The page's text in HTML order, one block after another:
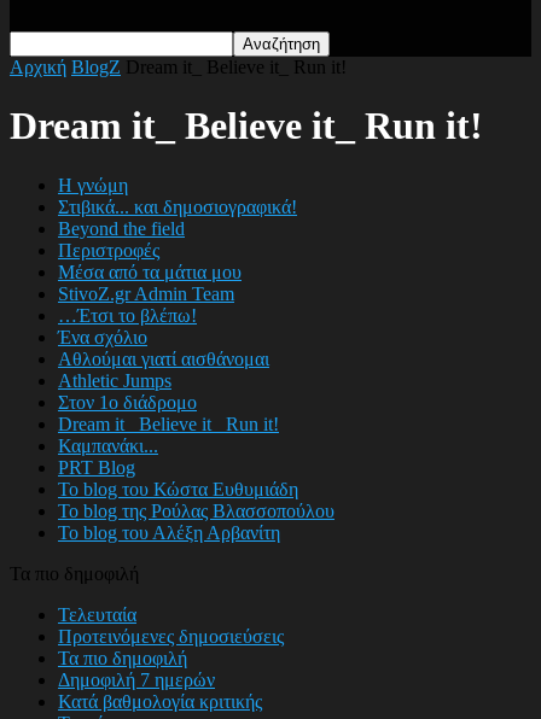
Αρχική BlogZ Dream it_ Believe it_ Run it!
Dream it_ Believe it_ Run it!
Η γνώμη
Στιβικά... και δημοσιογραφικά!
Beyond the field
Περιστροφές
Μέσα από τα μάτια μου
StivoZ.gr Admin Team
…Έτσι το βλέπω!
Ένα σχόλιο
Αθλούμαι γιατί αισθάνομαι
Athletic Jumps
Στον 1ο διάδρομο
Dream it_ Believe it_ Run it!
Καμπανάκι...
PRT Blog
Το blog του Κώστα Ευθυμιάδη
Το blog της Ρούλας Βλασσοπούλου
Το blog του Αλέξη Αρβανίτη
Τα πιο δημοφιλή
Τελευταία
Προτεινόμενες δημοσιεύσεις
Τα πιο δημοφιλή
Δημοφιλή 7 ημερών
Κατά βαθμολογία κριτικής